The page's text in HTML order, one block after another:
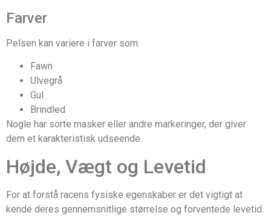
Farver
Pelsen kan variere i farver som:
Fawn
Ulvegrå
Gul
Brindled
Nogle har sorte masker eller andre markeringer, der giver
dem et karakteristisk udseende.
Højde, Vægt og Levetid
For at forstå racens fysiske egenskaber er det vigtigt at
kende deres gennemsnitlige størrelse og forventede levetid.